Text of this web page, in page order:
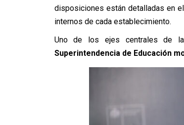
disposiciones están detalladas en
internos de cada establecimiento.
Uno de los ejes centrales de la
Superintendencia de Educación